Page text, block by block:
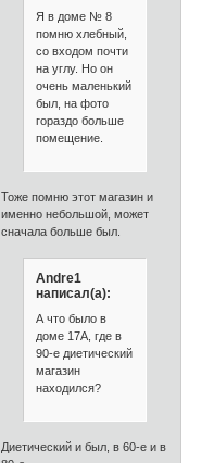
Я в доме № 8
помню хлебный,
со входом почти
на углу. Но он
очень маленький
был, на фото
гораздо больше
помещение.
Тоже помню этот магазин и
именно небольшой, может
сначала больше был.
Andre1
написал(а):
А что было в
доме 17А, где в
90-е диетический
магазин
находился?
Диетический и был, в 60-е и в